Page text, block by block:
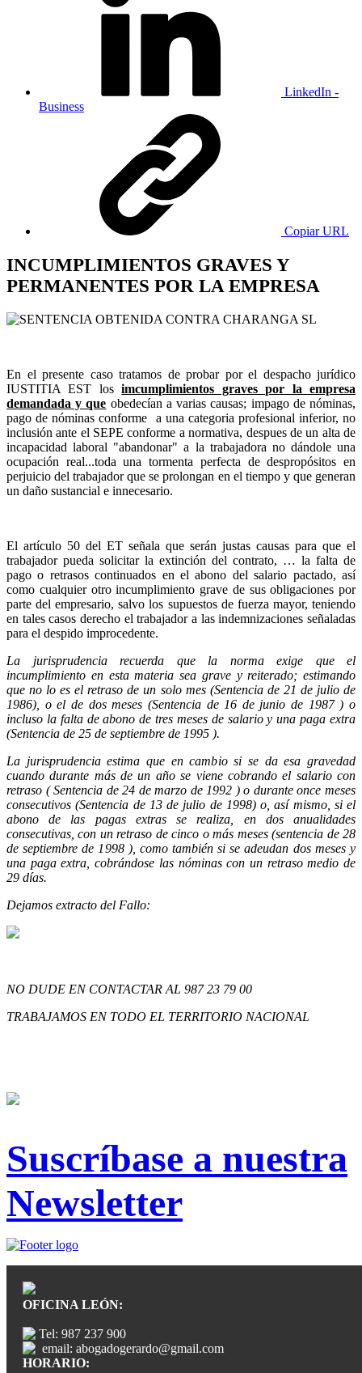
LinkedIn -
Business
Copiar URL
INCUMPLIMIENTOS GRAVES Y
PERMANENTES POR LA EMPRESA
En el presente caso tratamos de probar por el despacho jurídico
IUSTITIA EST losimcumplimientos graves por la empresa
demandada y que obedecían a varias causas; impago de nóminas,
pago de nóminas conforme a una categoria profesional inferior, no
inclusión ante el SEPE conforme a normativa, despues de un alta de
incapacidad laboral "abandonar" a la trabajadora no dándole una
ocupación real...toda una tormenta perfecta de despropósitos en
perjuicio del trabajador que se prolongan en el tiempo y que generan
un daño sustancial e innecesario.
El artículo 50 del ET señala que serán justas causas para que el
trabajador pueda solicitar la extinción del contrato, … la falta de
pago o retrasos continuados en el abono del salario pactado, así
como cualquier otro incumplimiento grave de sus obligaciones por
parte del empresario, salvo los supuestos de fuerza mayor, teniendo
en tales casos derecho el trabajador a las indemnizaciones señaladas
para el despido improcedente.
La jurisprudencia recuerda que la norma exige que el
incumplimiento en esta materia sea grave y reiterado; estimando
que no lo es el retraso de un solo mes (Sentencia de 21 de julio de
1986), o el de dos meses (Sentencia de 16 de junio de 1987 ) o
incluso la falta de abono de tres meses de salario y una paga extra
(Sentencia de 25 de septiembre de 1995 ).
La jurisprudencia estima que en cambio si se da esa gravedad
cuando durante más de un año se viene cobrando el salario con
retraso ( Sentencia de 24 de marzo de 1992 ) o durante once meses
consecutivos (Sentencia de 13 de julio de 1998) o, así mismo, si el
abono de las pagas extras se realiza, en dos anualidades
consecutivas, con un retraso de cinco o más meses (sentencia de 28
de septiembre de 1998 ), como también si se adeudan dos meses y
una paga extra, cobrándose las nóminas con un retraso medio de
29 días.
Dejamos extracto del Fallo:
NO DUDE EN CONTACTAR AL 987 23 79 00
TRABAJAMOS EN TODO EL TERRITORIO NACIONAL
Suscríbase a nuestra
Newsletter
OFICINA LEÓN:
Tel: 987 237 900
email: abogadogerardo@gmail.com
HORARIO: